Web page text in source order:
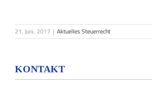
21. Juni, 2017 | Aktuelles Steuerrecht
KONTAKT